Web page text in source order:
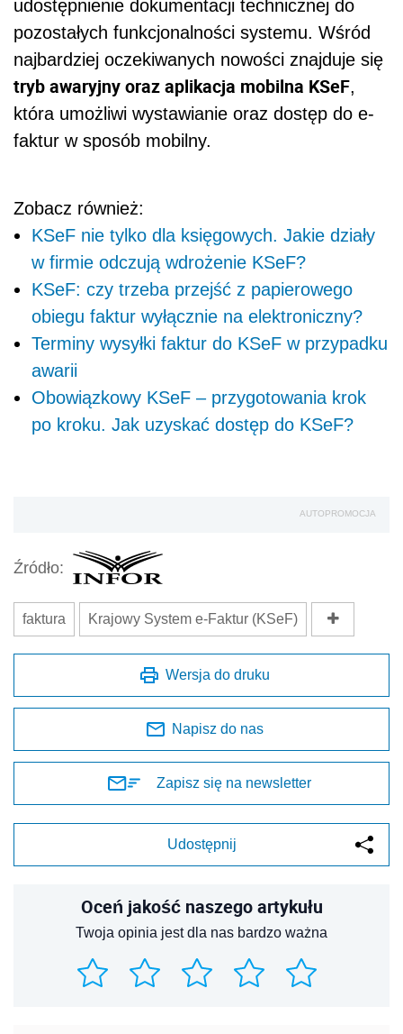
udostępnienie dokumentacji technicznej do
pozostałych funkcjonalności systemu. Wśród
najbardziej oczekiwanych nowości znajduje się
tryb awaryjny oraz aplikacja mobilna KSeF,
która umożliwi wystawianie oraz dostęp do e-
faktur w sposób mobilny.
Zobacz również:
KSeF nie tylko dla księgowych. Jakie działy
w firmie odczują wdrożenie KSeF?
KSeF: czy trzeba przejść z papierowego
obiegu faktur wyłącznie na elektroniczny?
Terminy wysyłki faktur do KSeF w przypadku
awarii
Obowiązkowy KSeF – przygotowania krok
po kroku. Jak uzyskać dostęp do KSeF?
AUTOPROMOCJA
Źródło:
faktura Krajowy System e-Faktur (KSeF)
Wersja do druku
Napisz do nas
Zapisz się na newsletter
Udostępnij
Oceń jakość naszego artykułu
Twoja opinia jest dla nas bardzo ważna